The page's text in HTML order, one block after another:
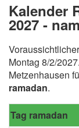
Kalender
2027 -
Montag 8/2/
Metzenhausen
ramadan.
Tag ramadan